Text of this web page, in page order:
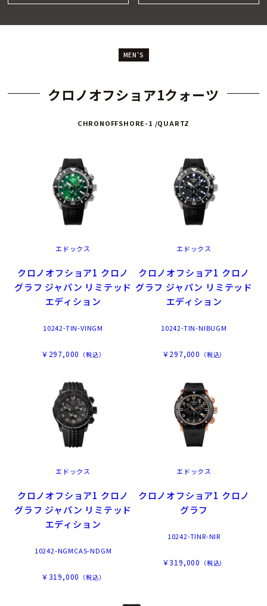
MEN'S
クロノオフショア1クォーツ
CHRONOFFSHORE-1 /QUARTZ
エドックス
クロノオフショア1 クロノ
グラフ ジャパン リミテッド
エディション
10242-TIN-VINGM
￥297,000 （税込）
エドックス
クロノオフショア1 クロノ
グラフ ジャパン リミテッド
エディション
10242-TIN-NIBUGM
￥297,000 （税込）
エドックス
クロノオフショア1 クロノ
グラフ ジャパン リミテッド
エディション
10242-NGMCAS-NDGM
￥319,000 （税込）
エドックス
クロノオフショア1 クロノ
グラフ
10242-TINR-NIR
￥319,000 （税込）